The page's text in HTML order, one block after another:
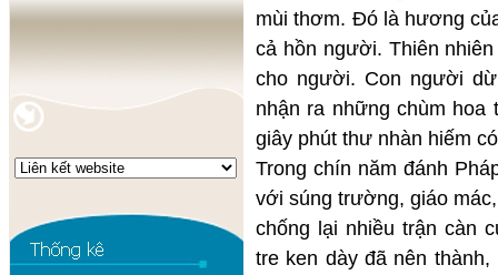
mùi thơm. Đó là hương
cả hồn người. Thiên
cho người. Con người
nhận ra những chùm
giây phút thư nhàn hiếm
Trong chín năm đánh
với súng trường, giáo
chống lại nhiều trận càn
tre ken dày đã nên